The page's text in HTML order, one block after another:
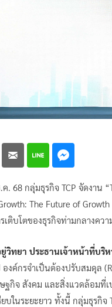
. 68 กลุ่มธุรกิจ TCP จัดงาน
The Future of
เติบโตของธุรกิจท่ามกลางคว
วิทยา ประธานเจ้าหน้าที่บริห
งค์กรจำเป็นต้องปรับสมดุล
ฐกิจ สังคม และสิ่งแวดล้อมที่
บในระยะยาว ทั้งนี้ กลุ่มธุรกิจ